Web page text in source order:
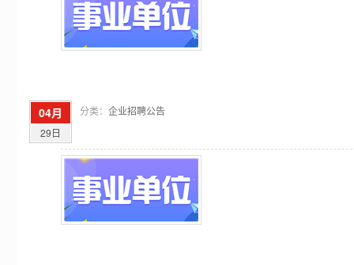
04月
29日
分类： 企业招聘公告